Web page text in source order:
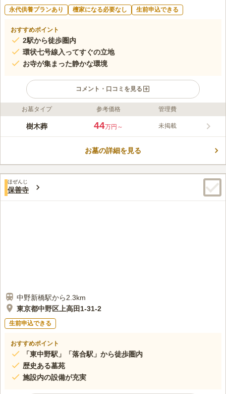
永代供養プランあり 檀家になる必要なし 生前申込できる
おすすめポイント
2駅から徒歩圏内
環状七号線入ってすぐの立地
お寺が集まった静かな環境
コメント・口コミを見る
ライフドット編集部のコメント
福相寺樹木葬「グリーンガーデン松風」は、東京都杉並区にある
プレートをデザインすることができ、価格は埋葬する人数によっ
口コミ評価
この霊園はまだ誰からも評価されていません。
お墓タイプ 参考価格 管理費
樹木葬 44万円～ 未掲載
お墓の詳細を見る
ほぜんじ
保善寺
中野新橋駅から2.3km
東京都中野区上高田1-31-2
生前申込できる
おすすめポイント
「東中野駅」「落合駅」から徒歩圏内
歴史ある墓苑
施設内の設備が充実